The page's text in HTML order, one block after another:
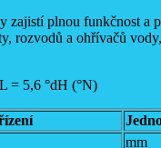
zajistí plnou funkčnost a
rozvodů a ohřívačů
= 5,6 °dH (°N)
mm